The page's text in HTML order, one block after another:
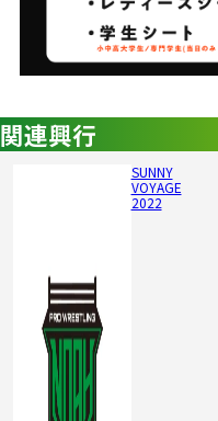
関連興行
SUNNY
VOYAGE
2022